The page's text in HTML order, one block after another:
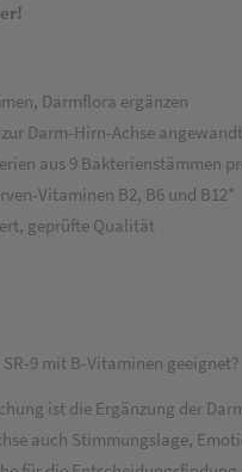
Darmflora ergänzen
Darm-Hirn-Achse angewandt
aus 9 Bakterienstämmen
Vitaminen B2, B6 und B12*
geprüfte Qualität
9 mit B-Vitaminen geeignet?
ist die Ergänzung der
auch Stimmungslage,